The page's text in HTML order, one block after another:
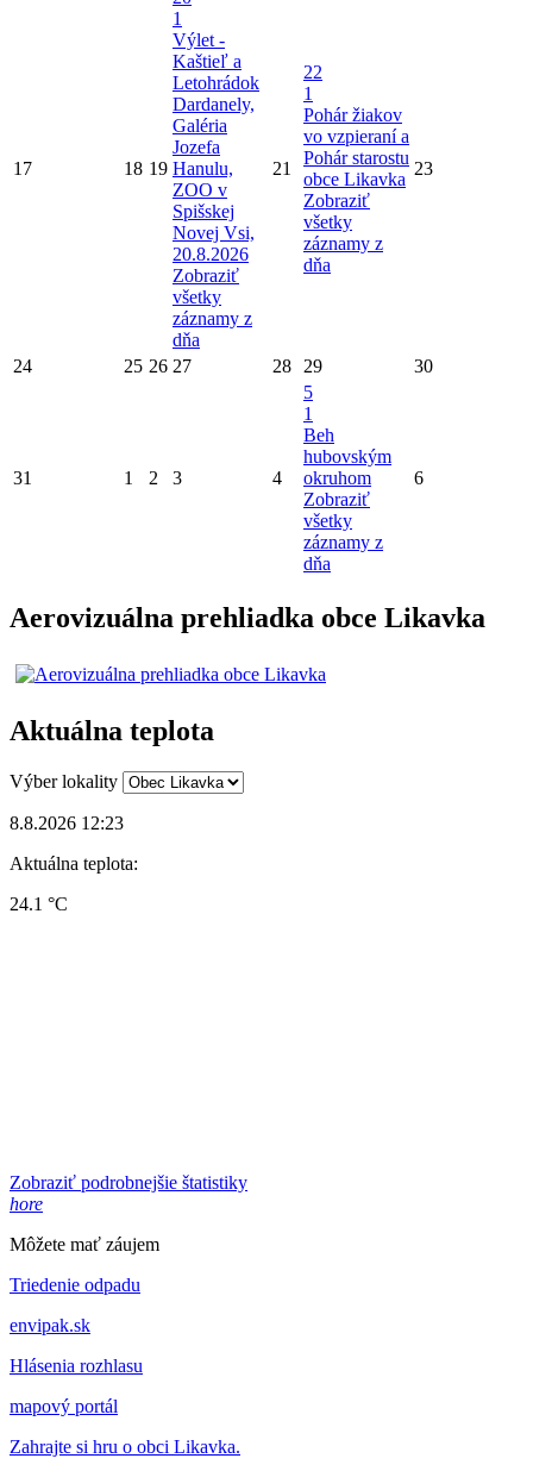
17 18 19
1
Výlet -
Kaštieľ a
Letohrádok
Dardanely,
Galéria
Jozefa
Hanulu,
ZOO v
Spišskej
Novej Vsi,
20.8.2026
Zobraziť
všetky
záznamy z
dňa
21
22
1
Pohár žiakov
vo vzpieraní a
Pohár starostu
obce Likavka
Zobraziť
všetky
záznamy z
dňa
23
24 25 26 27 28 29 30
31 1 2 3 4
5
1
Beh
hubovským
okruhom
Zobraziť
všetky
záznamy z
dňa
6
Aerovizuálna prehliadka obce Likavka
Aktuálna teplota
Výber lokality
8.8.2026 12:23
Aktuálna teplota:
24.1 °C
Zobraziť podrobnejšie štatistiky
hore
Môžete mať záujem
Triedenie odpadu
envipak.sk
Hlásenia rozhlasu
mapový portál
Zahrajte si hru o obci Likavka.